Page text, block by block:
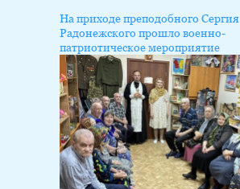
На приходе преподобного Сергия
Радонежского прошло военно-
патриотическое мероприятие